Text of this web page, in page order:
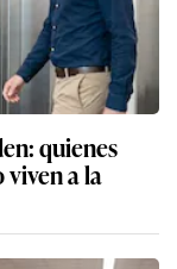
quienes
viven a la